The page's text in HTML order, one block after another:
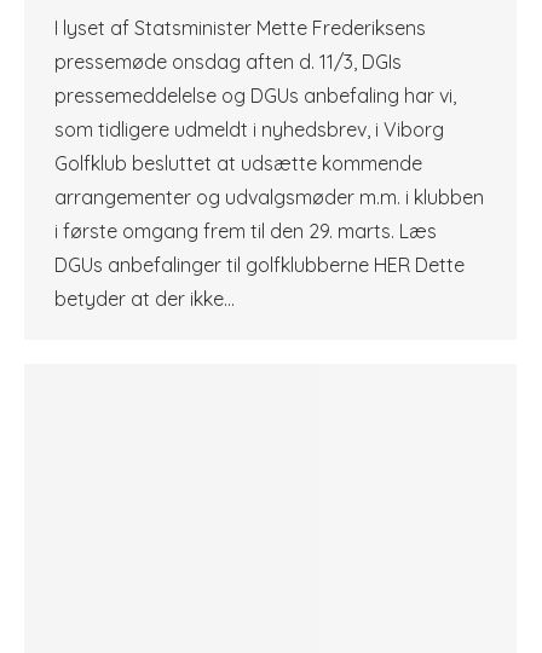
I lyset af Statsminister Mette Frederiksens
pressemøde onsdag aften d. 11/3, DGIs
pressemeddelelse og DGUs anbefaling har vi,
som tidligere udmeldt i nyhedsbrev, i Viborg
Golfklub besluttet at udsætte kommende
arrangementer og udvalgsmøder m.m. i klubben
i første omgang frem til den 29. marts. Læs
DGUs anbefalinger til golfklubberne HER Dette
betyder at der ikke…